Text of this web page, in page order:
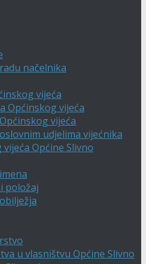
načelnika
vijeća
Općinskog vijeća
vijeća
udjelima vijećnika
Općine Slivno
položaj
u vlasništvu Općine Slivno